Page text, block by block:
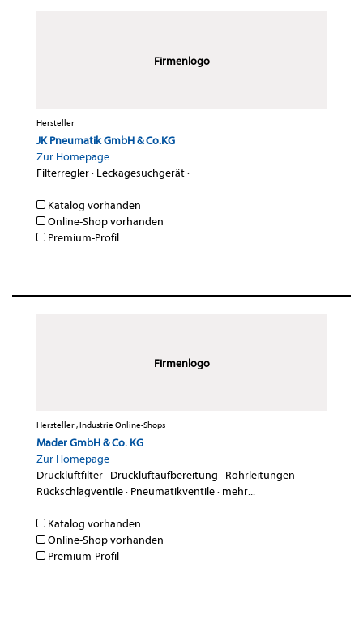
Firmenlogo
Hersteller
JK Pneumatik GmbH & Co.KG
Zur Homepage
Filterregler· Leckagesuchgerät·
Katalog vorhanden
Online-Shop vorhanden
Premium-Profil
Firmenlogo
Hersteller , Industrie Online-Shops
Mader GmbH & Co. KG
Zur Homepage
Druckluftfilter· Druckluftaufbereitung · Rohrleitungen ·
Rückschlagventile· Pneumatikventile· mehr...
Katalog vorhanden
Online-Shop vorhanden
Premium-Profil